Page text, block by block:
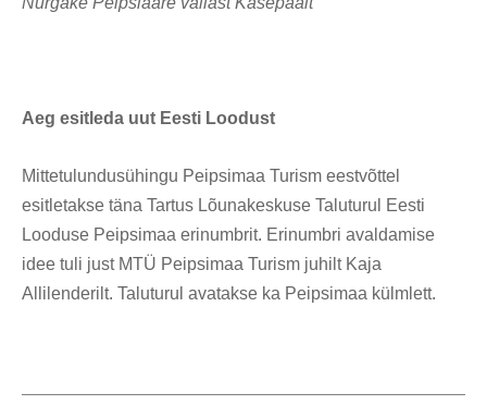
Aeg esitleda uut Eesti Loodust
Mittetulundusühingu Peipsimaa Turism eestvõttel
esitletakse täna Tartus Lõunakeskuse Taluturul Eesti
Looduse Peipsimaa erinumbrit. Erinumbri avaldamise
idee tuli just MTÜ Peipsimaa Turism juhilt Kaja
Allilenderilt. Taluturul avatakse ka Peipsimaa külmlett.